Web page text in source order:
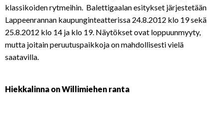
klassikoiden rytmeihin. Balettigaalan esitykset järjestetään
Lappeenrannan kaupunginteatterissa 24.8.2012 klo 19 sekä
25.8.2012 klo 14 ja klo 19. Näytökset ovat loppuunmyyty,
mutta joitain peruutuspaikkoja on mahdollisesti vielä
saatavilla.
Hiekkalinna on Willimiehen ranta